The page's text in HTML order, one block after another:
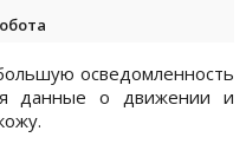
осведомленность
данные о движении и